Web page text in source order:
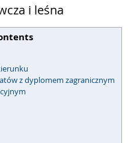
i leśna
z dyplomem zagranicznym